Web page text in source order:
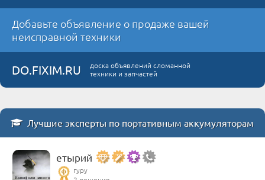
Добавьте объявление о продаже вашей
неисправной техники
DO.FIXIM.RU
доска объявлений сломанной
техники и запчастей
Лучшие эксперты по портативным аккумуляторам
етырий
гуру